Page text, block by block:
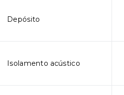
Depósito
Isolamento acústico